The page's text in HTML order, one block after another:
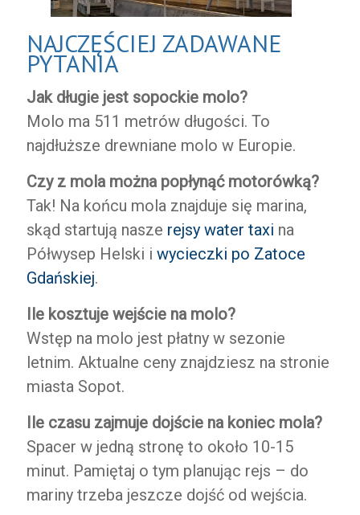
NAJCZĘŚCIEJ ZADAWANE
PYTANIA
Jak długie jest sopockie molo?
Molo ma 511 metrów długości. To
najdłuższe drewniane molo w Europie.
Czy z mola można popłynąć motorówką?
Tak! Na końcu mola znajduje się marina,
skąd startują nasze rejsy water taxi na
Półwysep Helski i wycieczki po Zatoce
Gdańskiej.
Ile kosztuje wejście na molo?
Wstęp na molo jest płatny w sezonie
letnim. Aktualne ceny znajdziesz na stronie
miasta Sopot.
Ile czasu zajmuje dojście na koniec mola?
Spacer w jedną stronę to około 10-15
minut. Pamiętaj o tym planując rejs – do
mariny trzeba jeszcze dojść od wejścia.